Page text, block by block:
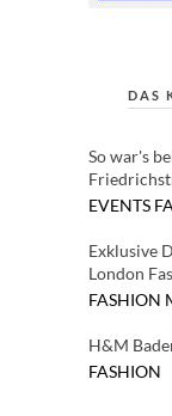
DAS
So war's
EVENTS
Exklusive
London
FASHION
H&M
FASHION